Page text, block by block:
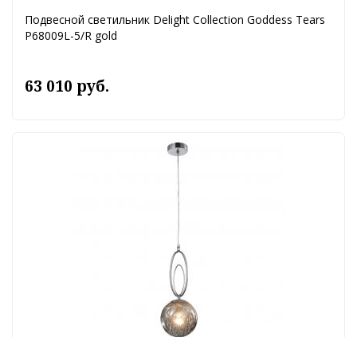
Подвесной светильник Delight Collection Goddess Tears
P68009L-5/R gold
63 010 руб.